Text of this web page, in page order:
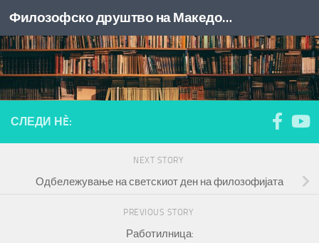
Skip to content Филозофско друштво на Македонија
СЛЕДИ НÈ:
NEXT STORY
Одбележување на светскиот ден на филозофијата
PREVIOUS STORY
Работилница: